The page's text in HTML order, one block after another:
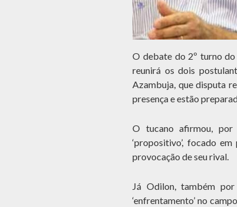
O debate do 2º turno do
reunirá os dois
Azambuja, que disputa
presença e estão
O tucano afirmou, por
‘propositivo’, focado
provocação de seu rival.
Já Odilon, também
‘enfrentamento’ no